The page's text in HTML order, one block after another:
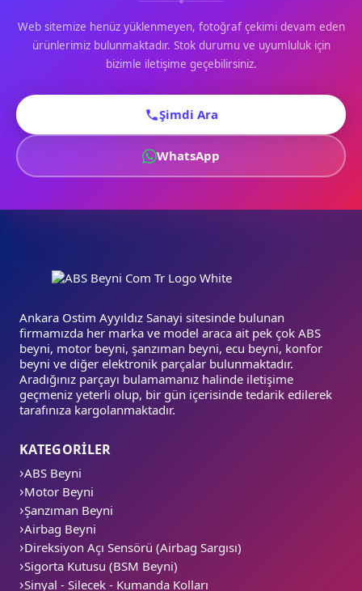
Web sitemize henüz yüklenmeyen, fotoğraf çekimi devam eden
ürünlerimiz bulunmaktadır. Stok durumu ve uyumluluk için
bizimle iletişime geçebilirsiniz.
Şimdi Ara
WhatsApp
Ankara Ostim Ayyıldız Sanayi sitesinde bulunan
firmamızda her marka ve model araca ait pek çok ABS
beyni, motor beyni, şanzıman beyni, ecu beyni, konfor
beyni ve diğer elektronik parçalar bulunmaktadır.
Aradığınız parçayı bulamamanız halinde iletişime
geçmeniz yeterli olup, bir gün içerisinde tedarik edilerek
tarafınıza kargolanmaktadır.
KATEGORİLER
ABS Beyni
Motor Beyni
Şanzıman Beyni
Airbag Beyni
Direksiyon Açı Sensörü (Airbag Sargısı)
Sigorta Kutusu (BSM Beyni)
Sinyal - Silecek - Kumanda Kolları